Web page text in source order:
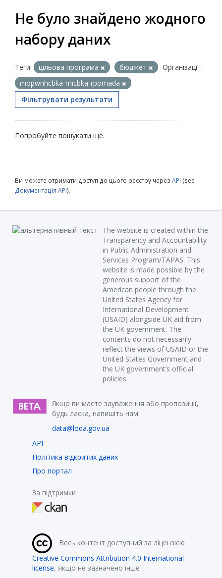
Не було знайдено жодного
набору даних
Теги: цільова програма бюджет
Організації :
mopwnhcbka-micbka-rpomada
Фільтрувати результати
Попробуйте пошукати ще.
Ви можете отримати доступ до цього реєстру через API (see
Документація API).
The website is created within the
Transparency and Accountability
in Public Administration and
Services Program/TAPAS. This
website is made possible by the
generous support of the
American people through the
United States Agency for
International Development
(USAID) alongside UK aid from
the UK government. The
contents do not necessarily
reflect the views of USAID or the
United States Government and
the UK government’s official
policies.
Якщо ви маєте зауваження або пропозиції,
будь ласка, напишіть нам:
data@loda.gov.ua
API
Політика відкритих даних
Про портал
За підтримки
Весь контент доступний за ліцензією
Creative Commons Attribution 4.0 International
license, якщо не зазначено інше